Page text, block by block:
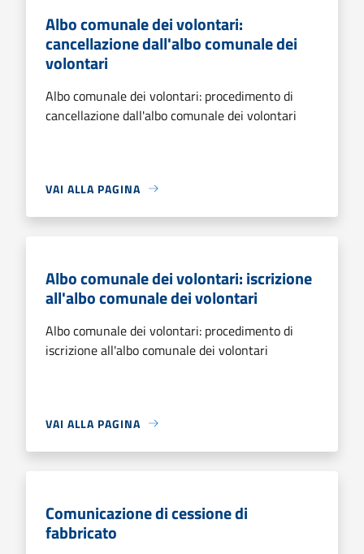
Albo comunale dei volontari:
cancellazione dall'albo comunale dei
volontari
Albo comunale dei volontari: procedimento di
cancellazione dall'albo comunale dei volontari
VAI ALLA PAGINA
Albo comunale dei volontari: iscrizione
all'albo comunale dei volontari
Albo comunale dei volontari: procedimento di
iscrizione all'albo comunale dei volontari
VAI ALLA PAGINA
Comunicazione di cessione di
fabbricato